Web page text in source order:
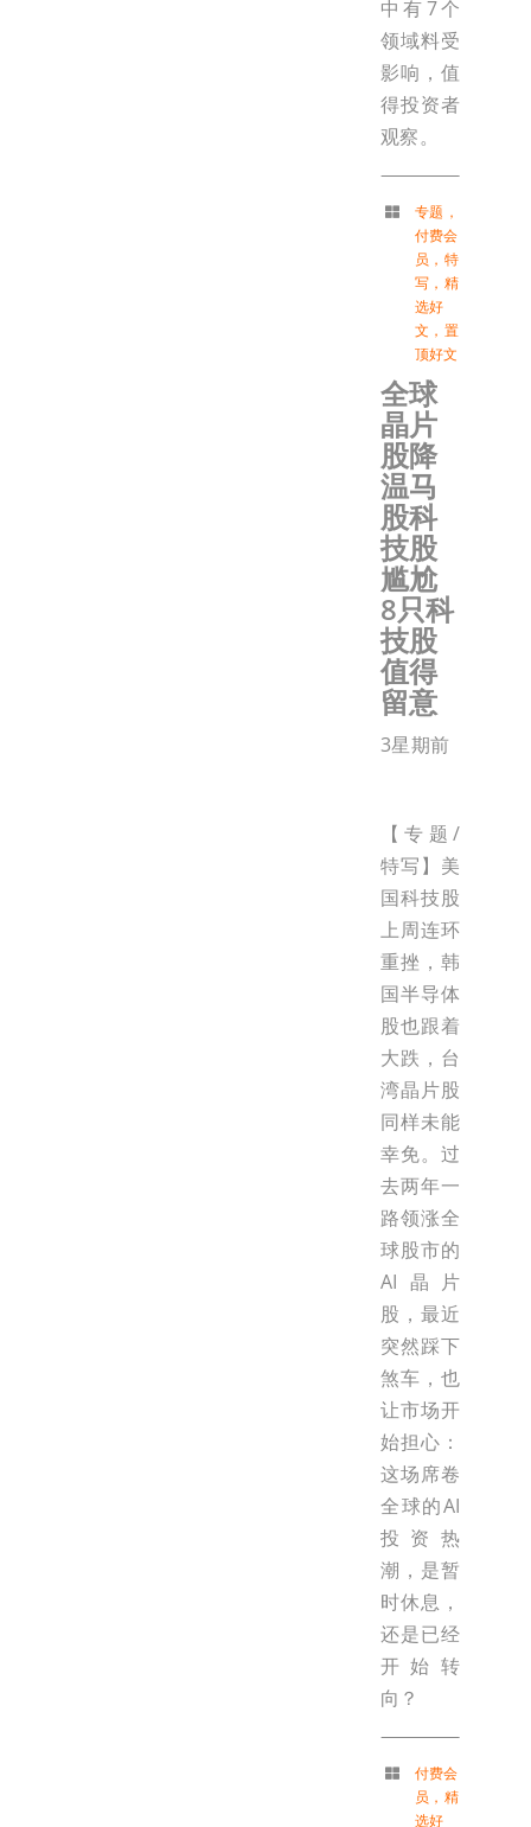
中有7个
领域料受
影响，值
得投资者
观察。
专题 ，
付费会
员 ， 特
写 ， 精
选好
文 ， 置
顶好文
全球
晶片
股降
温马
股科
技股
尴尬
8只科
技股
值得
留意
3星期前
【专题/
特写】美
国科技股
上周连环
重挫，韩
国半导体
股也跟着
大跌，台
湾晶片股
同样未能
幸免。过
去两年一
路领涨全
球股市的
AI晶片
股，最近
突然踩下
煞车，也
让市场开
始担心：
这场席卷
全球的AI
投资热
潮，是暂
时休息，
还是已经
开始转
向？
付费会
员 ， 精
选好